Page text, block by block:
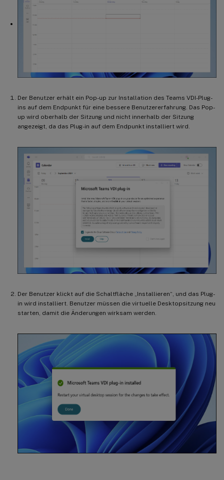
Der Benutzer erhält ein Pop-up zur Installation des Teams VDI-Plug-
ins auf dem Endpunkt für eine bessere Benutzererfahrung. Das Pop-
up wird oberhalb der Sitzung und nicht innerhalb der Sitzung
angezeigt, da das Plug-in auf dem Endpunkt installiert wird.
Der Benutzer klickt auf die Schaltfläche „Installieren“, und das Plug-
in wird installiert. Benutzer müssen die virtuelle Desktopsitzung neu
starten, damit die Änderungen wirksam werden.